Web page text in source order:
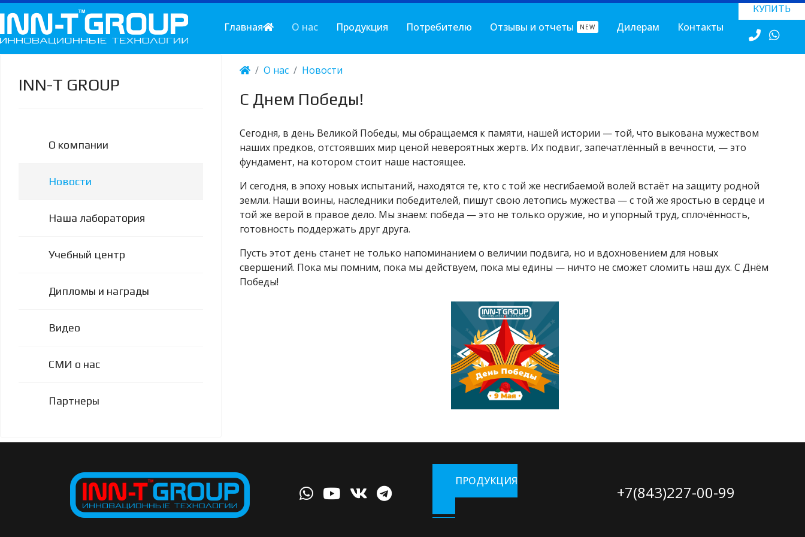
КУПИТЬ
Главная О нас Продукция Потребителю Отзывы и отчеты NEW Дилерам Контакты
INN-T GROUP
О компании
Новости
Наша лаборатория
Учебный центр
Дипломы и награды
Видео
СМИ о нас
Партнеры
О нас Новости
С Днем Победы!
Сегодня, в день Великой Победы, мы обращаемся к памяти, нашей истории — той, что выкована мужеством
наших предков, отстоявших мир ценой невероятных жертв. Их подвиг, запечатлённый в вечности, — это
фундамент, на котором стоит наше настоящее.
И сегодня, в эпоху новых испытаний, находятся те, кто с той же несгибаемой волей встаёт на защиту родной
земли. Наши воины, наследники победителей, пишут свою летопись мужества — с той же яростью в сердце и
той же верой в правое дело. Мы знаем: победа — это не только оружие, но и упорный труд, сплочённость,
готовность поддержать друг друга.
Пусть этот день станет не только напоминанием о величии подвига, но и вдохновением для новых
свершений. Пока мы помним, пока мы действуем, пока мы едины — ничто не сможет сломить наш дух. С Днём
Победы!
ПРОДУКЦИЯ
+7(843)227-00-99